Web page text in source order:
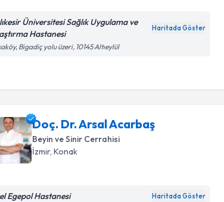
Üniversitesi Sağlık Uygulama ve
Hastanesi
Haritada Göster
Bigadiç yolu üzeri, 10145 Altıeylül
Doç. Dr. Arsal Acarbaş
Beyin ve Sinir Cerrahisi
İzmir,Konak
Egepol Hastanesi Haritada Göster